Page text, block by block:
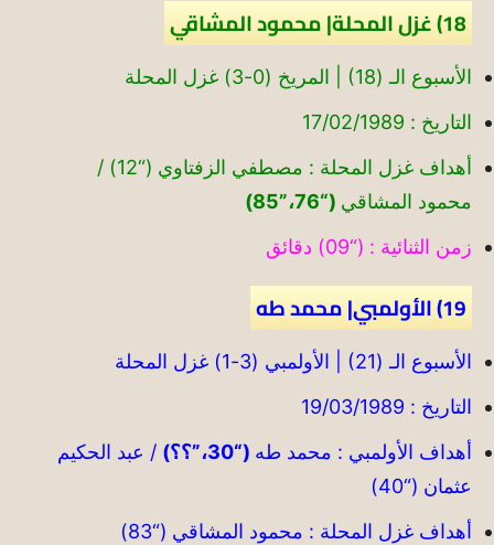
18) غزل المحلة| محمود المشاقي
الأسبوع الـ (18) | المريخ (0-3) غزل المحلة
التاريخ : 17/02/1989
أهداف غزل المحلة : مصطفي الزفتاوي (“12) /
محمود المشاقي (“76،”85)
زمن الثنائية : (“09) دقائق
19) الأولمبي| محمد طه
الأسبوع الـ (21) | الأولمبي (3-1) غزل المحلة
التاريخ : 19/03/1989
أهداف الأولمبي : محمد طه (“30،”؟؟)
/ عبد الحكيم
عثمان (“40)
أهداف غزل المحلة : محمود المشاقي (“83)